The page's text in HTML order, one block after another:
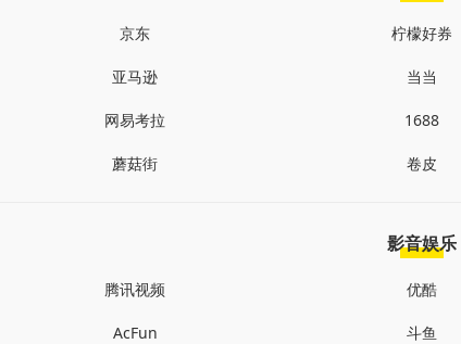
京东 柠檬好券
亚马逊 当当
网易考拉 1688
蘑菇街 卷皮
影音娱乐
腾讯视频 优酷
AcFun 斗鱼